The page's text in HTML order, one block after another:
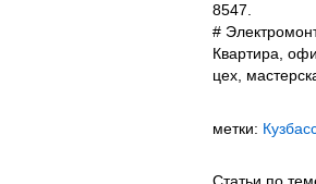
8547.
#
Квартира,
цех,
метки: